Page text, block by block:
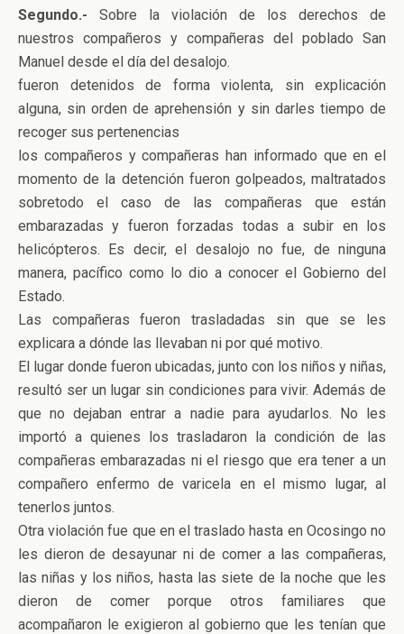
Segundo.- Sobre la violación de los derechos de
nuestros compañeros y compañeras del poblado San
Manuel desde el día del desalojo.
fueron detenidos de forma violenta, sin explicación
alguna, sin orden de aprehensión y sin darles tiempo de
recoger sus pertenencias
los compañeros y compañeras han informado que en el
momento de la detención fueron golpeados, maltratados
sobretodo el caso de las compañeras que están
embarazadas y fueron forzadas todas a subir en los
helicópteros. Es decir, el desalojo no fue, de ninguna
manera, pacífico como lo dio a conocer el Gobierno del
Estado.
Las compañeras fueron trasladadas sin que se les
explicara a dónde las llevaban ni por qué motivo.
El lugar donde fueron ubicadas, junto con los niños y niñas,
resultó ser un lugar sin condiciones para vivir. Además de
que no dejaban entrar a nadie para ayudarlos. No les
importó a quienes los trasladaron la condición de las
compañeras embarazadas ni el riesgo que era tener a un
compañero enfermo de varicela en el mismo lugar, al
tenerlos juntos.
Otra violación fue que en el traslado hasta en Ocosingo no
les dieron de desayunar ni de comer a las compañeras,
las niñas y los niños, hasta las siete de la noche que les
dieron de comer porque otros familiares que
acompañaron le exigieron al gobierno que les tenían que